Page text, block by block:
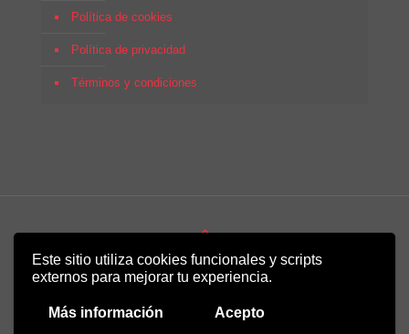
Este sitio utiliza cookies funcionales y scripts
externos para mejorar tu experiencia.
Más información Acepto
Política de cookies
Política de privacidad
Términos y condiciones
Copyright 2022 - Desirée Bela-Lobedde